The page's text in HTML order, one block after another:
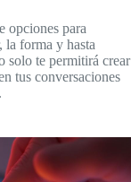
opciones para
la forma y hasta
solo te permitirá crear
tus conversaciones